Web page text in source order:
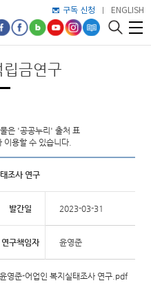
구독 신청 ENGLISH
립금연구
은 '공공누리' 출처 표
용할 수 있습니다.
조사 연구
발간일 2023-03-31
연구책임자 윤영준
영준-어업인 복지실태조사 연구.pdf